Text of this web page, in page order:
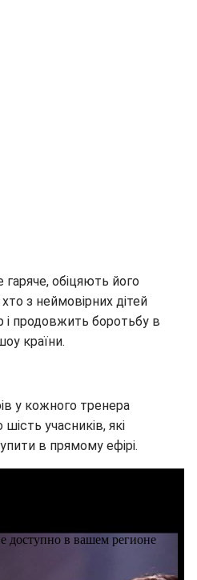
обіцяють його
хто з неймовірних дітей
і продовжить боротьбу в
країни.
у кожного тренера
учасників, які
в прямому ефірі.